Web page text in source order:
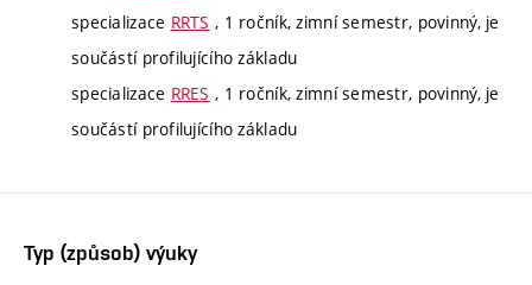
specializace RRTS , 1 ročník, zimní semestr, povinný, je
součástí profilujícího základu
specializace RRES , 1 ročník, zimní semestr, povinný, je
součástí profilujícího základu
Typ (způsob) výuky